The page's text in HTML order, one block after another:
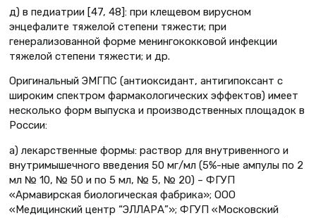
д) в педиатрии [47, 48]: при клещевом вирусном
энцефалите тяжелой степени тяжести; при
генерализованной форме менингококковой инфекции
тяжелой степени тяжести; и др.
Оригинальный ЭМГПС (антиоксидант, антигипоксант с
широким спектром фармакологических эффектов) имеет
несколько форм выпуска и производственных площадок в
России:
а) лекарственные формы: раствор для внутривенного и
внутримышечного введения 50 мг/мл (5%-ные ампулы по 2
мл № 10, № 50 и по 5 мл, № 5, № 20) – ФГУП
«Армавирская биологическая фабрика»; ООО
«Медицинский центр “ЭЛЛАРА”»; ФГУП «Московский